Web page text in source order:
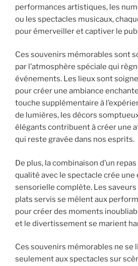
performances artistiques, les
ou les spectacles musicaux,
pour émerveiller et captiver le
Ces souvenirs mémorables sont
par l’atmosphère spéciale qui
événements. Les lieux sont
pour créer une ambiance
touche supplémentaire à
de lumières, les décors
élégants contribuent à créer une
qui reste gravée dans nos esprits.
De plus, la combinaison d’un
qualité avec le spectacle crée une
sensorielle complète. Les
plats servis se mêlent aux
pour créer des moments
et le divertissement se marient
Ces souvenirs mémorables ne se
seulement aux spectacles sur